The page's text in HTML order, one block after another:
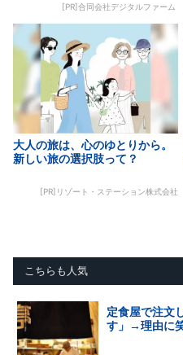
[PR]合同会社デジタルファーム
大人の旅は、心のゆとりから。
新しい旅の選択肢って？
[PR]リゾート・ステーション株式会社
こちらも人気
定食屋で注文
す」→理由に